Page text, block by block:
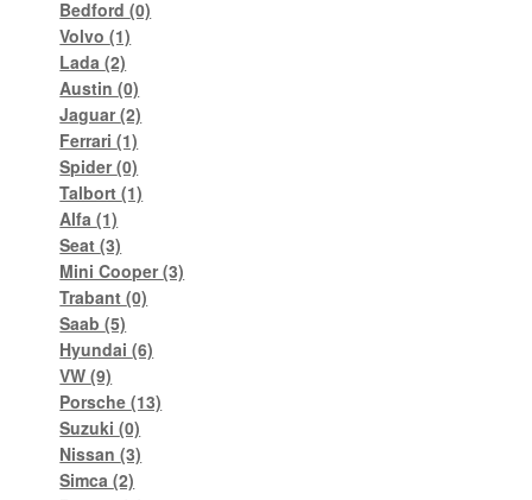
Bedford(0)
Volvo(1)
Lada(2)
Austin(0)
Jaguar(2)
Ferrari(1)
Spider(0)
Talbort(1)
Alfa(1)
Seat(3)
Mini Cooper(3)
Trabant(0)
Saab(5)
Hyundai(6)
VW(9)
Porsche(13)
Suzuki(0)
Nissan(3)
Simca(2)